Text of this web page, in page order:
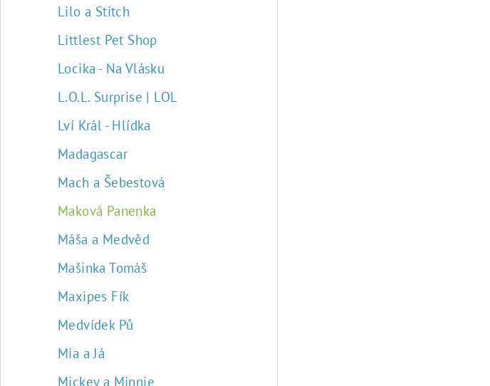
Lilo a Stitch
Littlest Pet Shop
Locika - Na Vlásku
L.O.L. Surprise | LOL
Lví Král - Hlídka
Madagascar
Mach a Šebestová
Maková Panenka
Máša a Medvěd
Mašinka Tomáš
Maxipes Fík
Medvídek Pů
Mia a Já
Mickey a Minnie